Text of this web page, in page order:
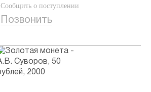
Сообщить о поступлении
Позвонить